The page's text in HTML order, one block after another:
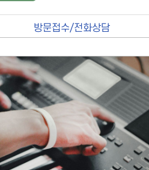
방문접수/전화상담